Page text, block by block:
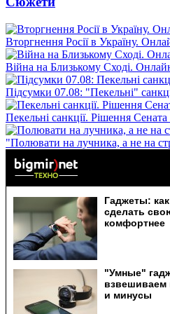
Вторгнення Росії в Україну.
Війна на Близькому Сході.
Підсумки 07.08: "Пекельні"
Пекельні санкції. Рішення
"Полювати на лучника, а не на